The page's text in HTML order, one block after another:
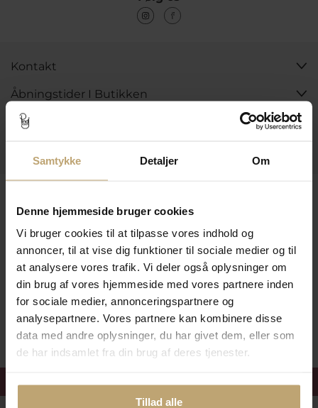
Samtykke Detaljer Om
Denne hjemmeside bruger cookies
Vi bruger cookies til at tilpasse vores indhold og
annoncer, til at vise dig funktioner til sociale medier og til
at analysere vores trafik. Vi deler også oplysninger om
din brug af vores hjemmeside med vores partnere inden
for sociale medier, annonceringspartnere og
analysepartnere. Vores partnere kan kombinere disse
data med andre oplysninger, du har givet dem, eller som
de har indsamlet fra din brug af deres tjenester.
Tillad alle
Kontakt
Åbningstider I Butikken
Information
Betalingsmuligheder
Sikker Og Tryg E-Handel
Få 15%velkomstrabat